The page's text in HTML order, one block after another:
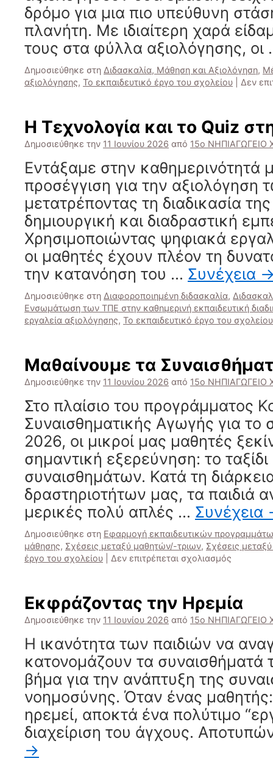
δρόμο για μια πιο υπεύθυνη
πλανήτη. Με ιδιαίτερη χαρά
τους στα φύλλα αξιολόγησης,
Δημοσιεύθηκε στη Διδασκαλία, Μάθηση και Αξιολόγηση,
αξιολόγησης, Το εκπαιδευτικό έργο του σχολείου Δεν
Η Τεχνολογία και το Quiz
Δημοσιεύθηκε την 11 Ιουνίου 2026 από 15ο ΝΗΠΙΑΓΩΓΕΙΟ
Εντάξαμε στην καθημερινότητά
προσέγγιση για την
μετατρέποντας τη διαδικασία
δημιουργική και διαδραστική
Χρησιμοποιώντας ψηφιακά
οι μαθητές έχουν πλέον τη
την κατανόηση του … Συνέχεια
Δημοσιεύθηκε στη Διαφοροποιημένη διδασκαλία,
Ενσωμάτωση των ΤΠΕ στην καθημερινή εκπαιδευτική
εργαλεία αξιολόγησης, Το εκπαιδευτικό έργο του σχολείου
Μαθαίνουμε τα
Δημοσιεύθηκε την 11 Ιουνίου 2026 από 15ο ΝΗΠΙΑΓΩΓΕΙΟ
Στο πλαίσιο του προγράμματος
Συναισθηματικής Αγωγής για το
2026, οι μικροί μας μαθητές
σημαντική εξερεύνηση: το
συναισθημάτων. Κατά τη
δραστηριοτήτων μας, τα παιδιά
μερικές πολύ απλές … Συνέχεια
Δημοσιεύθηκε στη Εφαρμογή εκπαιδευτικών
μάθησης, Σχέσεις μεταξύ μαθητών/-τριων, Σχέσεις
έργο του σχολείου
Δεν επιτρέπεται σχολιασμός
μας
Εκφράζοντας την Ηρεμία
Δημοσιεύθηκε την 11 Ιουνίου 2026 από 15ο ΝΗΠΙΑΓΩΓΕΙΟ
Η ικανότητα των παιδιών να
κατονομάζουν τα συναισθήματά
βήμα για την ανάπτυξη της
νοημοσύνης. Όταν ένας μαθητής:
ηρεμεί, αποκτά ένα πολύτιμο
διαχείριση του άγχους.
→